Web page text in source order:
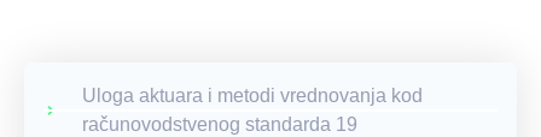
Uloga aktuara i metodi vrednovanja kod
računovodstvenog standarda 19